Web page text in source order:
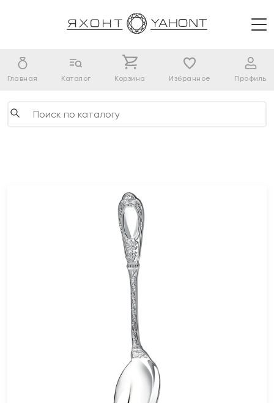
Главная Каталог Корзина Избранное Профиль